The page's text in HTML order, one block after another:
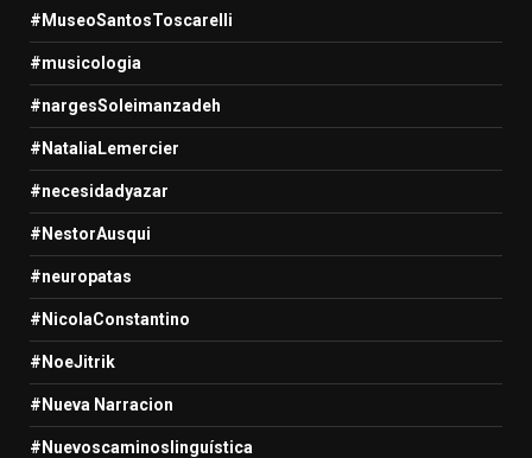
#MuseoSantosToscarelli
#musicologia
#nargesSoleimanzadeh
#NataliaLemercier
#necesidadyazar
#NestorAusqui
#neuropatas
#NicolaConstantino
#NoeJitrik
#Nueva Narracion
#Nuevoscaminoslinguística